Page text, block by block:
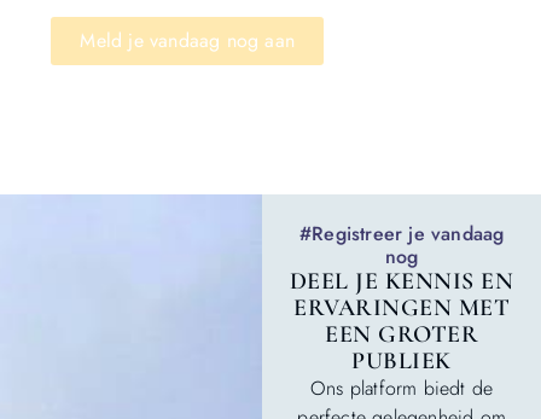
Meld je vandaag nog aan
#Registreer je vandaag
nog
DEEL JE KENNIS EN
ERVARINGEN MET
EEN GROTER
PUBLIEK
Ons platform biedt de